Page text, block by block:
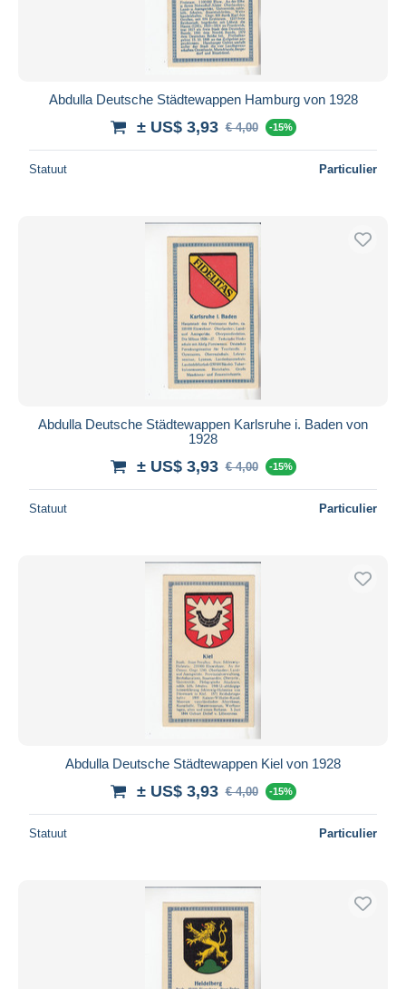
Abdulla Deutsche Städtewappen Hamburg von 1928
± US$ 3,93 € 4,00 -15%
Statuut Particulier
Abdulla Deutsche Städtewappen Karlsruhe i. Baden von
1928
± US$ 3,93 € 4,00 -15%
Statuut Particulier
Abdulla Deutsche Städtewappen Kiel von 1928
± US$ 3,93 € 4,00 -15%
Statuut Particulier